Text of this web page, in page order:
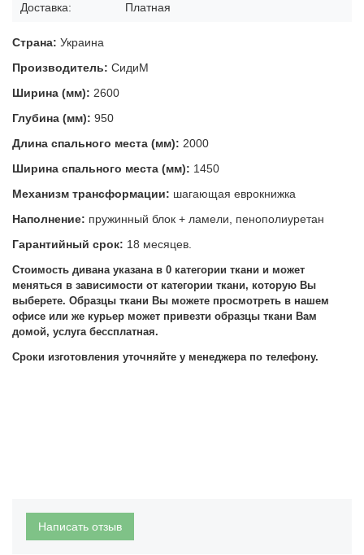
Доставка: Платная
Страна: Украина
Производитель: СидиМ
Ширина (мм): 2600
Глубина (мм): 950
Длина спального места (мм): 2000
Ширина спального места (мм): 1450
Механизм трансформации: шагающая еврокнижка
Наполнение: пружинный блок + ламели, пенополиуретан
Гарантийный срок: 18 месяцев.
Стоимость дивана указана в 0 категории ткани и может
меняться в зависимости от категории ткани, которую Вы
выберете. Образцы ткани Вы можете просмотреть в нашем
офисе или же курьер может привезти образцы ткани Вам
домой, услуга бессплатная.
Сроки изготовления уточняйте у менеджера по телефону.
Написать отзыв